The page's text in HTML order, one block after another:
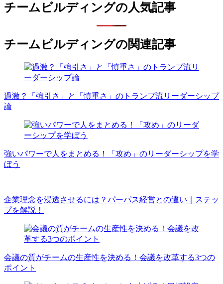
チームビルディングの人気記事
チームビルディングの関連記事
過激？「強引さ」と「慎重さ」のトランプ流リーダーシップ
論
強いパワーで人をまとめる！「攻め」のリーダーシップを学
ぼう
企業理念を浸透させるには？パーパス経営との違い｜ステッ
プを解説！
会議の質がチームの生産性を決める！会議を改革する3つの
ポイント